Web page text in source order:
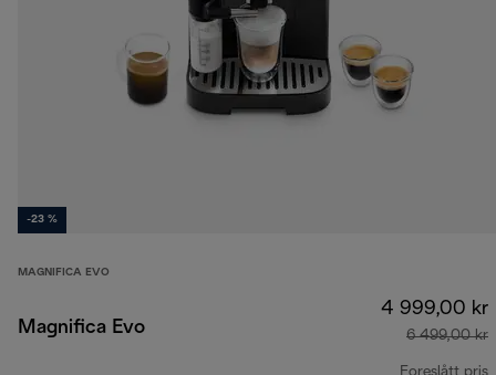
-23 %
MAGNIFICA EVO
Magnifica Evo
4 999,00 kr
6 499,00 kr